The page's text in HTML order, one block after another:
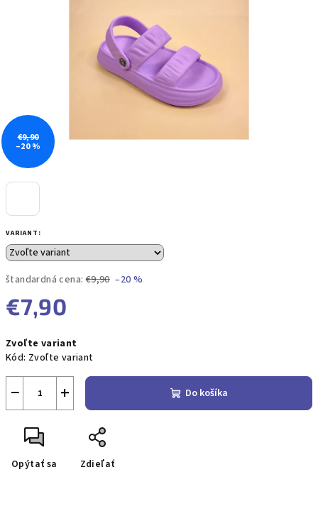
VARIANT:
štandardná cena: €9,90 –20 %
€7,90
cena:
Zvoľte variant
Kód: Zvoľte variant
+
− Do košíka
Opýtať sa Zdieľať
hviezdičiek.
€9,90
–20 %